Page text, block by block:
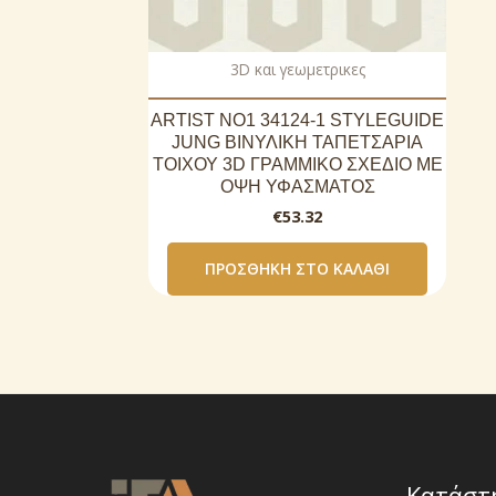
3D και γεωμετρικες
ARTIST NO1 34124-1 STYLEGUIDE
JUNG ΒΙΝΥΛΙΚΗ ΤΑΠΕΤΣΑΡΙΑ
ΤΟΙΧΟΥ 3D ΓΡΑΜΜΙΚΟ ΣΧΕΔΙΟ ΜΕ
ΟΨΗ ΥΦΑΣΜΑΤΟΣ
€53.32
ΠΡΟΣΘΉΚΗ ΣΤΟ ΚΑΛΆΘΙ